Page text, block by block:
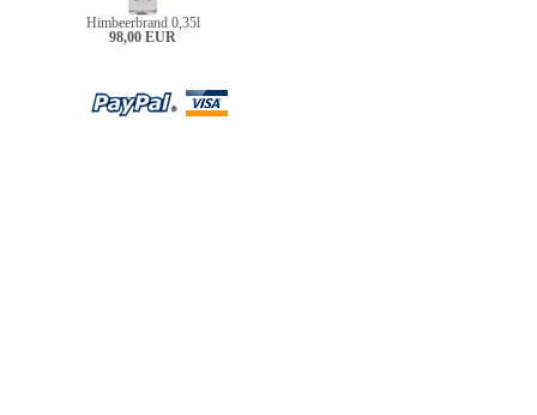
Himbeerbrand 0,35l
98,00 EUR